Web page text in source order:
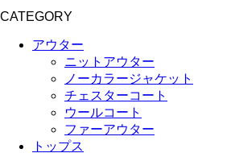
CATEGORY
アウター
ニットアウター
ノーカラージャケット
チェスターコート
ウールコート
ファーアウター
トップス